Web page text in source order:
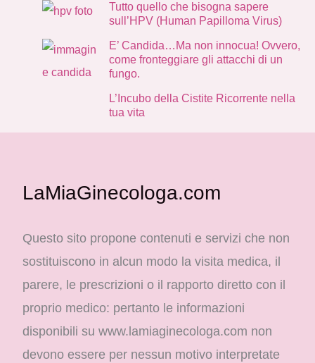
Tutto quello che bisogna sapere
sull’HPV (Human Papilloma Virus)
E’ Candida…Ma non innocua! Ovvero,
come fronteggiare gli attacchi di un
fungo.
L’Incubo della Cistite Ricorrente nella
tua vita
LaMiaGinecologa.com
Questo sito propone contenuti e servizi che non
sostituiscono in alcun modo la visita medica, il
parere, le prescrizioni o il rapporto diretto con il
proprio medico: pertanto le informazioni
disponibili su www.lamiaginecologa.com non
devono essere per nessun motivo interpretate